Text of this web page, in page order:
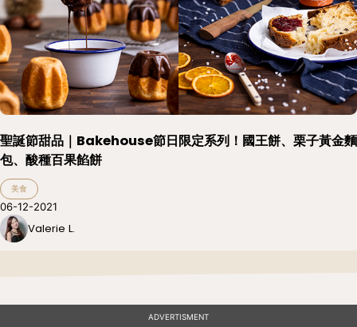
聖誕節甜品｜Bakehouse節日限定系列！國王餅、栗子黃金麵
包、酸種百果餡餅
美食
06-12-2021
Valerie L.
ADVERTISMENT